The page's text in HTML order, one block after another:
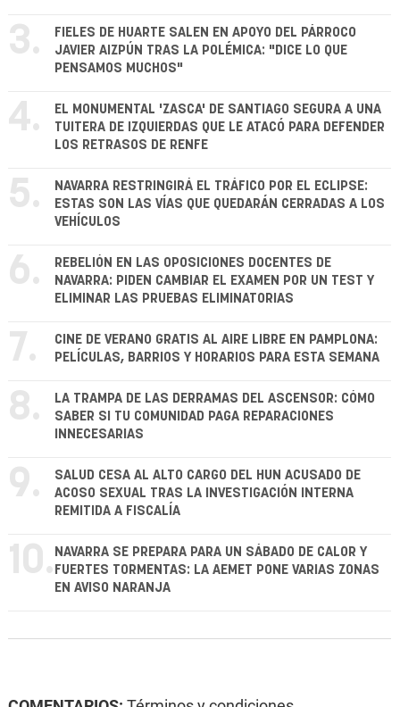
3.
FIELES DE HUARTE SALEN EN APOYO DEL PÁRROCO
JAVIER AIZPÚN TRAS LA POLÉMICA: "DICE LO QUE
PENSAMOS MUCHOS"
4.
EL MONUMENTAL 'ZASCA' DE SANTIAGO SEGURA A UNA
TUITERA DE IZQUIERDAS QUE LE ATACÓ PARA DEFENDER
LOS RETRASOS DE RENFE
5.
NAVARRA RESTRINGIRÁ EL TRÁFICO POR EL ECLIPSE:
ESTAS SON LAS VÍAS QUE QUEDARÁN CERRADAS A LOS
VEHÍCULOS
6.
REBELIÓN EN LAS OPOSICIONES DOCENTES DE
NAVARRA: PIDEN CAMBIAR EL EXAMEN POR UN TEST Y
ELIMINAR LAS PRUEBAS ELIMINATORIAS
7.
CINE DE VERANO GRATIS AL AIRE LIBRE EN PAMPLONA:
PELÍCULAS, BARRIOS Y HORARIOS PARA ESTA SEMANA
8.
LA TRAMPA DE LAS DERRAMAS DEL ASCENSOR: CÓMO
SABER SI TU COMUNIDAD PAGA REPARACIONES
INNECESARIAS
9.
SALUD CESA AL ALTO CARGO DEL HUN ACUSADO DE
ACOSO SEXUAL TRAS LA INVESTIGACIÓN INTERNA
REMITIDA A FISCALÍA
10. NAVARRA SE PREPARA PARA UN SÁBADO DE CALOR Y
FUERTES TORMENTAS: LA AEMET PONE VARIAS ZONAS
EN AVISO NARANJA